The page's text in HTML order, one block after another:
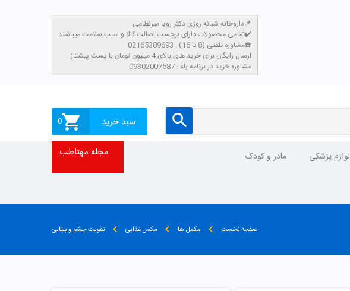
داروخانه شبانه روزی دکتر رویا میرنظامی📌
تمامی محصولات دارای برچسب اصالت کالا و سیب سلامت میباشند✔️
مشاوره تلفنی (8 تا 16) : 02165389693☎️
​ارسال رایگان برای خرید های بالای 4 میلیون تومان با پست پیشتاز
مشاوره خرید در برنامه بله : 09302007587
سبد خرید 0
لوازم پزشکی مادر و کودک مجله مهتاطب
صفحه نخست مکمل ها مکمل غذایی تقویت چشم و بینایی
مشاهده